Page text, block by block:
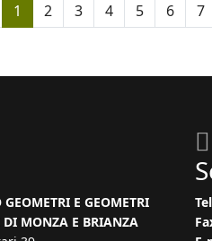
1 2 3 4 5 6 7
GEOMETRI E GEOMETRI
DI MONZA E BRIANZA